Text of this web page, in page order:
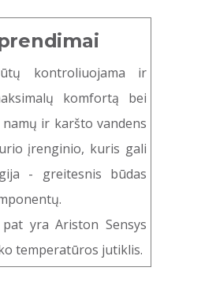
kontroliuojama ir
komfortą bei
ir karšto vandens
įrenginio, kuris gali
- greitesnis būdas
yra Ariston Sensys
temperatūros jutiklis.